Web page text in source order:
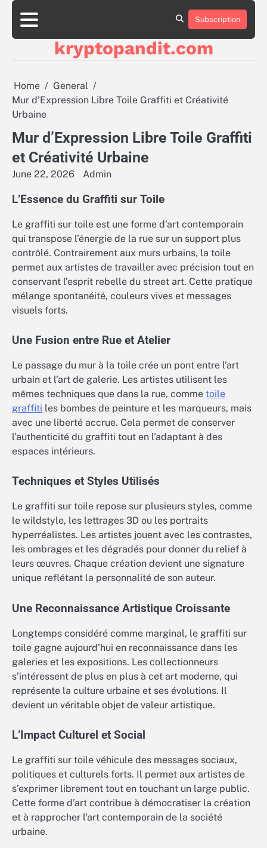
Skip
content
Subscription
kryptopandit.com
Home
General
Mur d’Expression Libre Toile Graffiti et Créativité
Urbaine
Mur d’Expression Libre Toile Graffiti
et Créativité Urbaine
June 22, 2026 Admin
L’Essence du Graffiti sur Toile
Le graffiti sur toile est une forme d’art contemporain
qui transpose l’énergie de la rue sur un support plus
contrôlé. Contrairement aux murs urbains, la toile
permet aux artistes de travailler avec précision tout en
conservant l’esprit rebelle du street art. Cette pratique
mélange spontanéité, couleurs vives et messages
visuels forts.
Une Fusion entre Rue et Atelier
Le passage du mur à la toile crée un pont entre l’art
urbain et l’art de galerie. Les artistes utilisent les
mêmes techniques que dans la rue, comme toile
graffiti les bombes de peinture et les marqueurs, mais
avec une liberté accrue. Cela permet de conserver
l’authenticité du graffiti tout en l’adaptant à des
espaces intérieurs.
Techniques et Styles Utilisés
Le graffiti sur toile repose sur plusieurs styles, comme
le wildstyle, les lettrages 3D ou les portraits
hyperréalistes. Les artistes jouent avec les contrastes,
les ombrages et les dégradés pour donner du relief à
leurs œuvres. Chaque création devient une signature
unique reflétant la personnalité de son auteur.
Une Reconnaissance Artistique Croissante
Longtemps considéré comme marginal, le graffiti sur
toile gagne aujourd’hui en reconnaissance dans les
galeries et les expositions. Les collectionneurs
s’intéressent de plus en plus à cet art moderne, qui
représente la culture urbaine et ses évolutions. Il
devient un véritable objet de valeur artistique.
L’Impact Culturel et Social
Le graffiti sur toile véhicule des messages sociaux,
politiques et culturels forts. Il permet aux artistes de
s’exprimer librement tout en touchant un large public.
Cette forme d’art contribue à démocratiser la création
et à rapprocher l’art contemporain de la société
urbaine.